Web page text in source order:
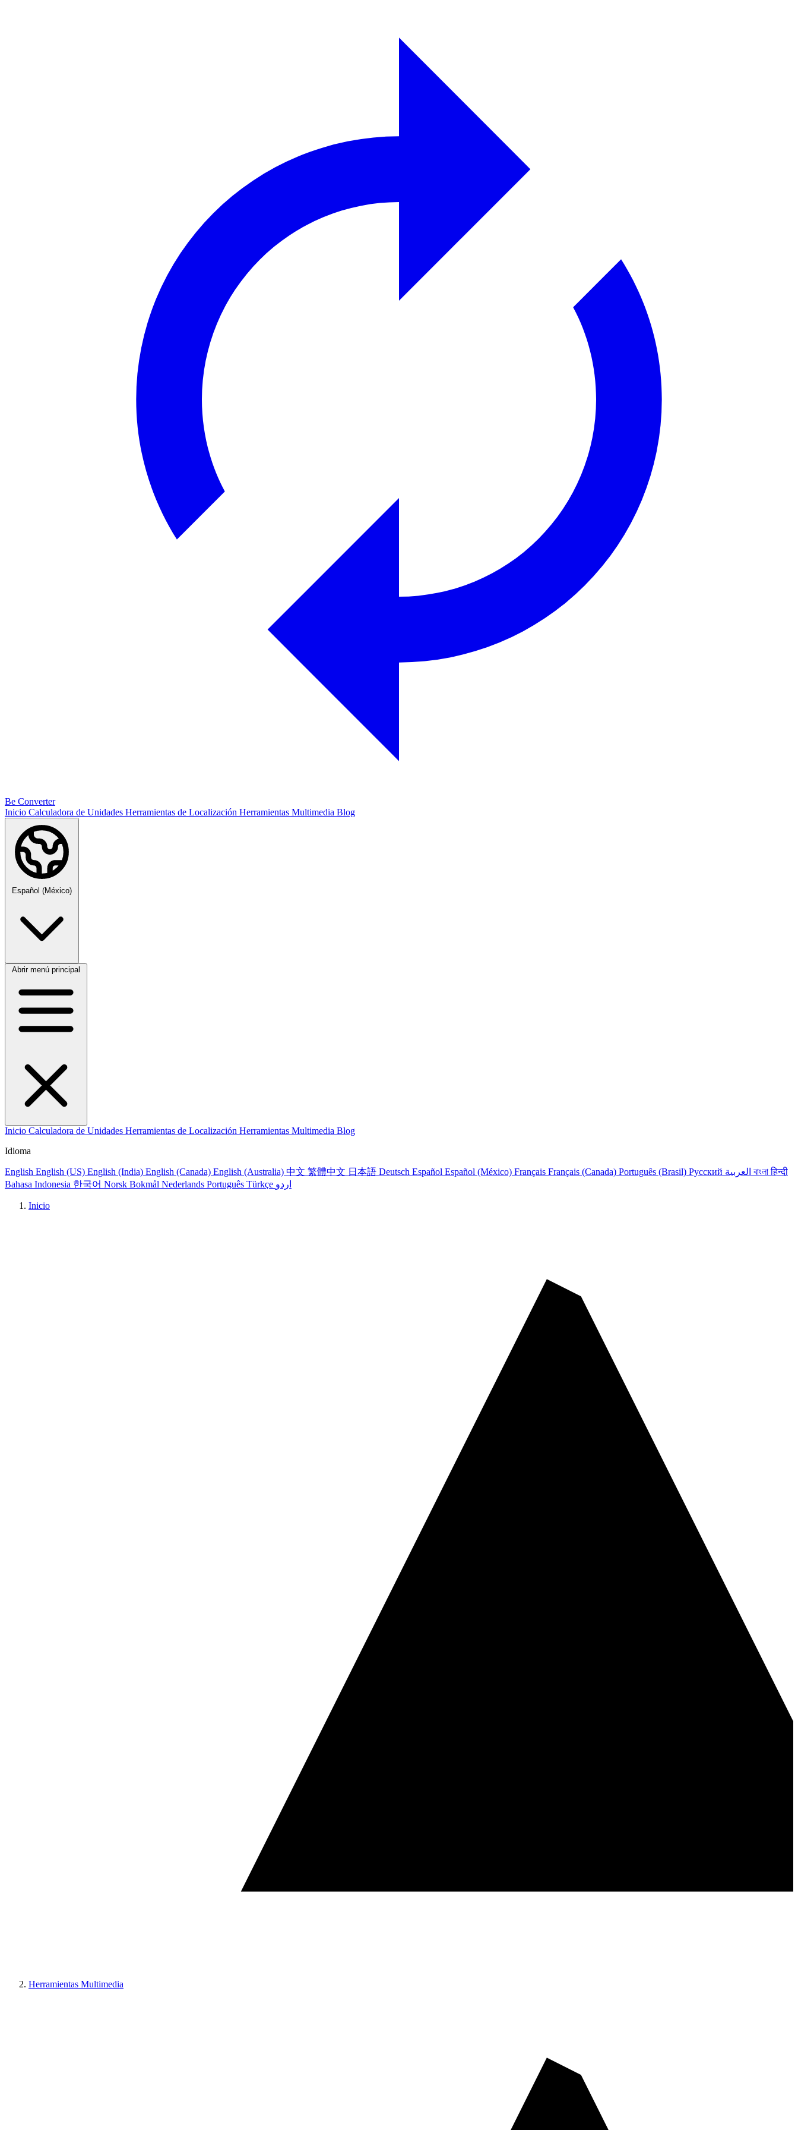
Be Converter
Inicio Calculadora de Unidades Herramientas de Localización Herramientas Multimedia Blog
Español (México)
Abrir menú principal
Inicio Calculadora de Unidades Herramientas de Localización Herramientas Multimedia Blog
Idioma
English English (US) English (India) English (Canada) English (Australia) 中文 繁體中文 日本語 Deutsch Español Español (México) Français Français (Canada) Português (Brasil) Русский বাংলাहिन्दी
Bahasa Indonesia 한국어 Norsk Bokmål Nederlands Português Türkçe اردو
Inicio
Herramientas Multimedia